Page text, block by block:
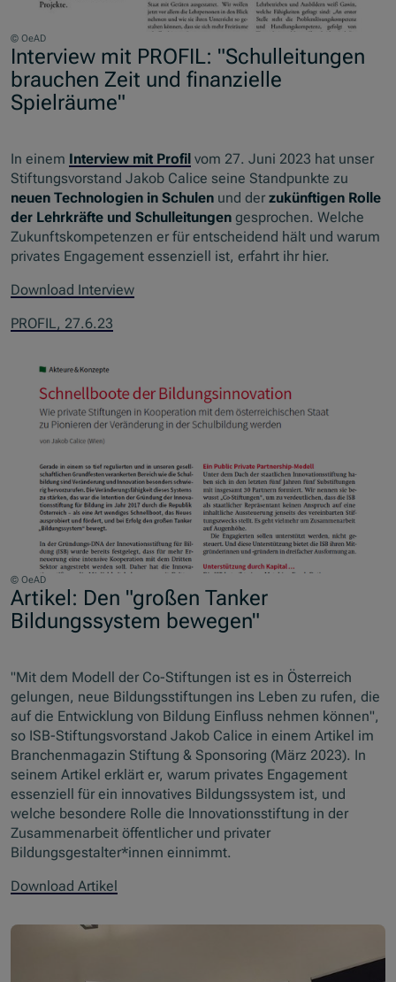
© OeAD
Interview mit PROFIL: "Schulleitungen
brauchen Zeit und finanzielle
Spielräume"
In einem Interview mit Profil vom 27. Juni 2023 hat unser
Stiftungsvorstand Jakob Calice seine Standpunkte zu
neuen Technologien in Schulen und derzukünftigen Rolle
der Lehrkräfte und Schulleitungen gesprochen. Welche
Zukunftskompetenzen er für entscheidend hält und warum
privates Engagement essenziell ist, erfahrt ihr hier.
Download Interview
PROFIL, 27.6.23
© OeAD
Artikel: Den "großen Tanker
Bildungssystem bewegen"
"Mit dem Modell der Co-Stiftungen ist es in Österreich
gelungen, neue Bildungsstiftungen ins Leben zu rufen, die
auf die Entwicklung von Bildung Einfluss nehmen können",
so ISB-Stiftungsvorstand Jakob Calice in einem Artikel im
Branchenmagazin Stiftung & Sponsoring (März 2023). In
seinem Artikel erklärt er, warum privates Engagement
essenziell für ein innovatives Bildungssystem ist, und
welche besondere Rolle die Innovationsstiftung in der
Zusammenarbeit öffentlicher und privater
Bildungsgestalter*innen einnimmt.
Download Artikel